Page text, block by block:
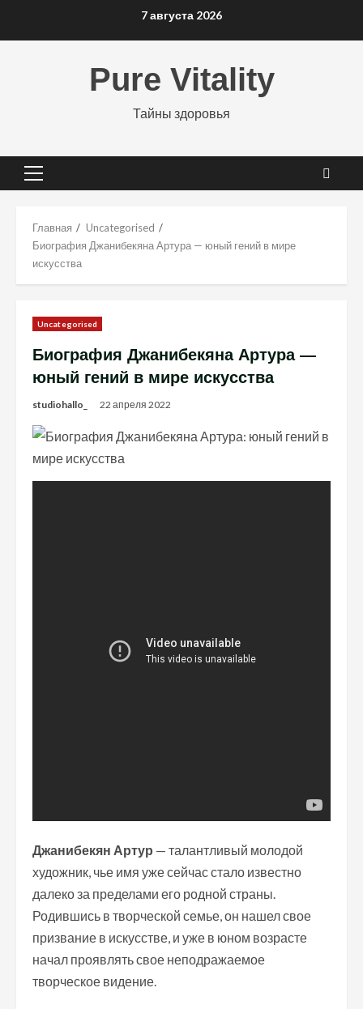
7 августа 2026
Pure Vitality
Тайны здоровья
Основное
Главная
Uncategorised
Биография Джанибекяна Артура — юный гений в мире
искусства
Uncategorised
Биография Джанибекяна Артура —
юный гений в мире искусства
studiohallo_ 22 апреля 2022
Джанибекян Артур — талантливый молодой
художник, чье имя уже сейчас стало известно
далеко за пределами его родной страны.
Родившись в творческой семье, он нашел свое
призвание в искусстве, и уже в юном возрасте
начал проявлять свое неподражаемое
творческое видение.